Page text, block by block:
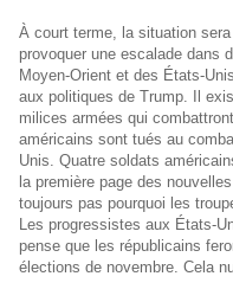
À court terme, la situation
provoquer une escalade dans
Moyen-Orient et des États-
aux politiques de Trump. Il
milices armées qui
américains sont tués au
Unis. Quatre soldats
la première page des
toujours pas pourquoi les
Les progressistes aux États-
pense que les républicains
élections de novembre. Cela